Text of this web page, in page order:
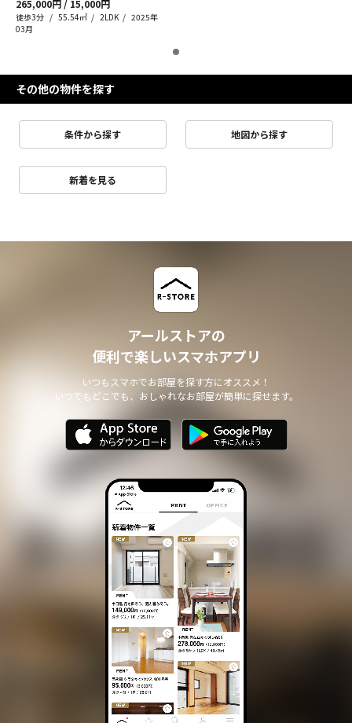
265,000円 / 15,000円
徒歩3分 55.54㎡ 2LDK
2025年
03月
その他の物件を探す
条件から探す 地図から探す
新着を見る
アールストアの
便利で楽しいスマホアプリ
いつもスマホでお部屋を探す方にオススメ！
いつでもどこでも、おしゃれなお部屋が簡単に探せます。